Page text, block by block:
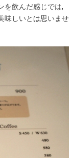
を飲んだ感じでは,
味しいとは思いませ